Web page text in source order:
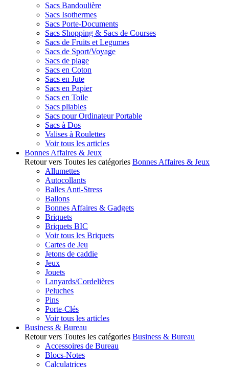
Sacs Bandoulière
Sacs Isothermes
Sacs Porte-Documents
Sacs Shopping & Sacs de Courses
Sacs de Fruits et Legumes
Sacs de Sport/Voyage
Sacs de plage
Sacs en Coton
Sacs en Jute
Sacs en Papier
Sacs en Toile
Sacs pliables
Sacs pour Ordinateur Portable
Sacs à Dos
Valises à Roulettes
Voir tous les articles
Bonnes Affaires & Jeux
Retour vers Toutes les catégories Bonnes Affaires & Jeux
Allumettes
Autocollants
Balles Anti-Stress
Ballons
Bonnes Affaires & Gadgets
Briquets
Briquets BIC
Voir tous les Briquets
Cartes de Jeu
Jetons de caddie
Jeux
Jouets
Lanyards/Cordelières
Peluches
Pins
Porte-Clés
Voir tous les articles
Business & Bureau
Retour vers Toutes les catégories Business & Bureau
Accessoires de Bureau
Blocs-Notes
Calculatrices